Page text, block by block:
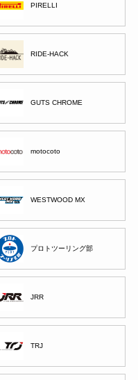
PIRELLI
RIDE-HACK
GUTS CHROME
motocoto
WESTWOOD MX
プロトツーリング部
JRR
TRJ